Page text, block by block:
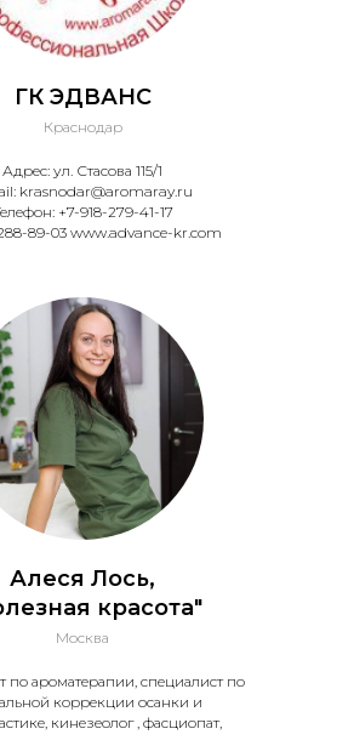
ГК ЭДВАНС
Краснодар
Адрес: ул. Стасова 115/1
krasnodar@aromaray.ru
+7-918-279-41-17
89-03 www.advance-kr.com
Алеся Лось,
красота"
Москва
по ароматерапии, специалист по
коррекции осанки и
кинезеолог , фасциопат,